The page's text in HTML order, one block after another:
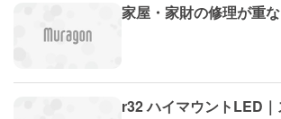
家屋・家財の修理が重
r32 ハイマウントLED